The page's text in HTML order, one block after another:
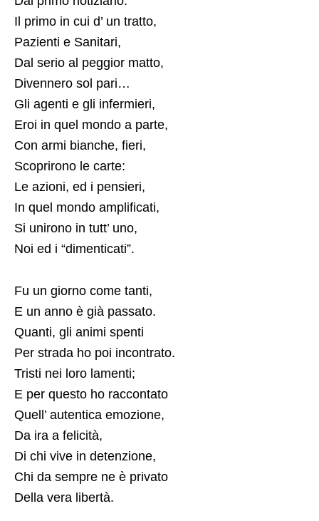
Il primo in cui d’ un tratto,
Pazienti e Sanitari,
Dal serio al peggior matto,
Divennero sol pari…
Gli agenti e gli infermieri,
Eroi in quel mondo a parte,
Con armi bianche, fieri,
Scoprirono le carte:
Le azioni, ed i pensieri,
In quel mondo amplificati,
Si unirono in tutt’ uno,
Noi ed i “dimenticati”.
Fu un giorno come tanti,
E un anno è già passato.
Quanti, gli animi spenti
Per strada ho poi incontrato.
Tristi nei loro lamenti;
E per questo ho raccontato
Quell’ autentica emozione,
Da ira a felicità,
Di chi vive in detenzione,
Chi da sempre ne è privato
Della vera libertà.